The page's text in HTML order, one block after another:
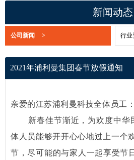
新闻动态
公司新闻 > 行业
2021年浦利曼集团春节放假通知
亲爱的江苏浦利曼科技全体员工：
新春佳节渐近，为欢度中华
体人员能够开开心心地过上一个
节，尽可能的与家人一起享受节